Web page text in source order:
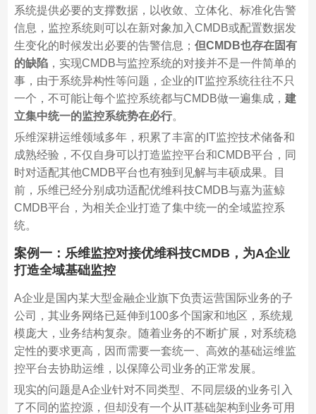
系统提供必要的支撑数据，以收敛、立体化、标准化告警
信息，监控系统则可以在新对象加入CMDB或配置数据发
生变化的时候发出必要的告警信息； 但CMDB也存在固有
的缺陷，实现CMDB与监控系统的对接并不是一件简单的
事，由于系统异构性等问题，企业的IT监控系统往往不只
一个，不可能让每个监控系统都与CMDB做一遍集成， 建
立集中统一的监控系统势在必行。
乐维深耕运维领域多年，积累了丰富的IT监控技术储备和
成熟经验，不仅自身可以打造监控平台和CMDB平台，同
时对适配其他CMDB平台也有独到见解与丰硕成果。目
前，乐维已经分别成功适配优维科技CMDB与嘉为蓝鲸
CMDB平台，为相关企业打造了集中统一的全域监控系
统。
案例一：乐维监控对接优维科技CMDB，为A企业
打造全域基础监控
A企业是国内某大型金融企业旗下负责运营国际业务的子
公司，其业务网络已延伸到100多个国家和地区，系统规
模庞大，业务结构复杂。随着业务的不断扩展，对系统稳
定性的要求更高，因而需要一套统一、高效的基础运维监
控平台去协助运维，以保障公司业务的正常发展。
现实的问题是A企业针对不同类型、不同层级的业务引入
了不同的监控源，但却没有一个从IT基础架构到业务可用